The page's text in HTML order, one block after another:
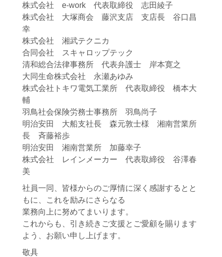
株式会社 e-work 代表取締役 志田綾子
株式会社 大塚商会 藤沢支店 支店長 谷口昌
幸
株式会社 湘武テクニカ
合同会社 スキャロップテック
清和総合法律事務所 代表弁護士 岸本寛之
大同生命株式会社 永瀬あゆみ
株式会社トキワ電気工業所 代表取締役 橋本大
輔
羽鳥社会保険労務士事務所 羽鳥尚子
明治安田 大船支社長 森元敦士様 湘南営業所
長 斉藤裕歩
明治安田 湘南営業所 加藤幸子
株式会社 レインメーカー 代表取締役 谷澤春
美
社員一同、皆様からのご厚情に深く感謝するとと
もに、これを励みにさらなる
業務向上に努めてまいります。
これからも、引き続きご支援とご愛顧を賜ります
よう、お願い申し上げます。
敬具